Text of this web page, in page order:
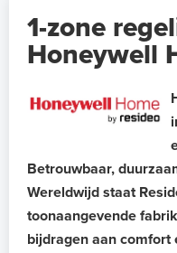
1-zone
Honeywell
Betrouwbaar,
Wereldwijd staat
toonaangevende
bijdragen aan comfort